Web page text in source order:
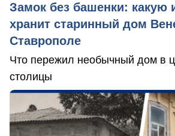
Замок без башенки: какую
хранит старинный дом
Ставрополе
Что пережил необычный дом в
столицы